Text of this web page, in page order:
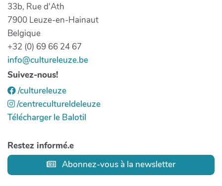
33b, Rue d'Ath
7900 Leuze-en-Hainaut
Belgique
+32 (0) 69 66 24 67
info@cultureleuze.be
Suivez-nous!
/cultureleuze
/centrecultureldeleuze
Télécharger le Balotil
Restez informé.e
Abonnez-vous à la newsletter